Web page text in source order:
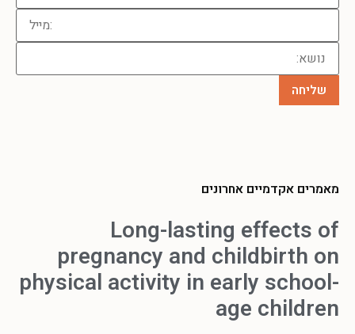
מאמרים אקדמיים אחרונים
Long-lasting effects of
pregnancy and childbirth on
physical activity in early school-
age children